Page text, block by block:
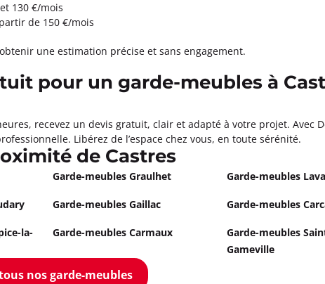
130 €/mois
de 150 €/mois
une estimation précise et sans engagement.
pour un garde-meubles à
recevez un devis gratuit, clair et adapté à votre projet. Avec
Libérez de l’espace chez vous, en toute sérénité.
de Castres
Garde-meubles Graulhet Garde-meubles
Garde-meubles Gaillac Garde-meubles
la-
Garde-meubles Carmaux
Garde-meubles
Gameville
nos garde-meubles